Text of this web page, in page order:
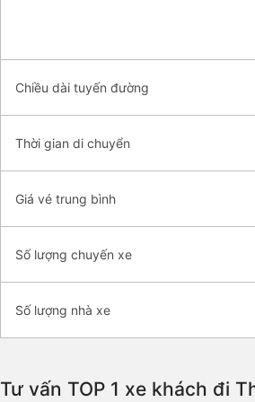
Chiều dài tuyến đường
Thời gian di chuyển
Giá vé trung bình
Số lượng chuyến xe
Số lượng nhà xe
Tư vấn TOP 1 xe khách đi